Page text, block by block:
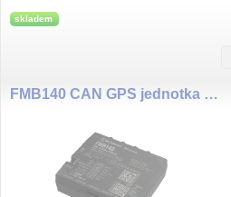
skladem
FMB140 CAN GPS jednotka 2G, aku. 170mA, BT